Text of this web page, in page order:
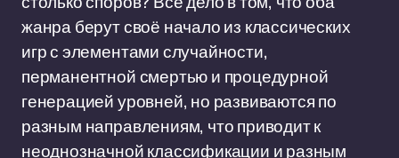
жанра берут своё начало из классических
игр с элементами случайности,
перманентной смертью и процедурной
генерацией уровней, но развиваются по
разным направлениям, что приводит к
неоднозначной классификации и разным